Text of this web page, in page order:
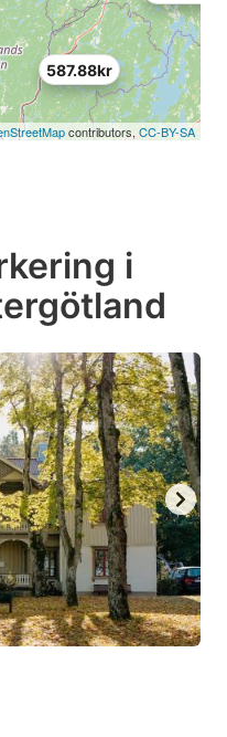
587.88kr
contributors, CC-BY-SA
i